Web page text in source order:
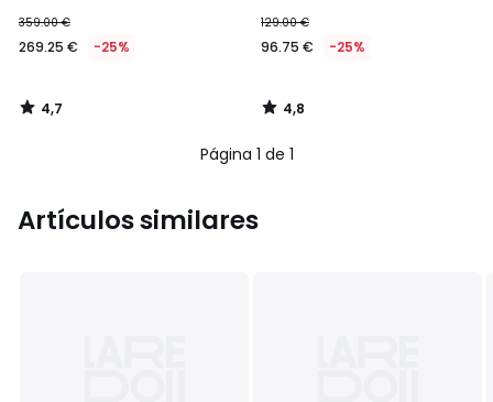
359.00 €
269.25 € -25%
4,7
/
129.00 €
96.75 € -25%
4,8
/
Página 1 de 1
Artículos similares